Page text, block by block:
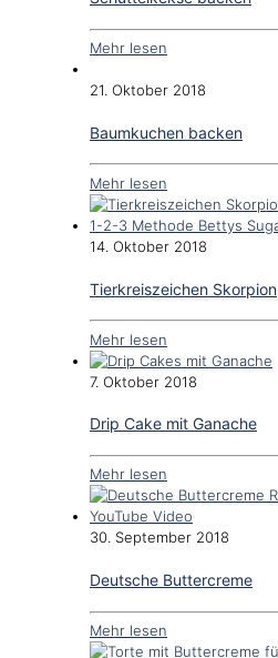
Mehr lesen
21. Oktober 2018
Baumkuchen backen
Mehr lesen
14. Oktober 2018
Tierkreiszeichen Skorpion
Mehr lesen
7. Oktober 2018
Drip Cake mit Ganache
Mehr lesen
30. September 2018
Deutsche Buttercreme
Mehr lesen